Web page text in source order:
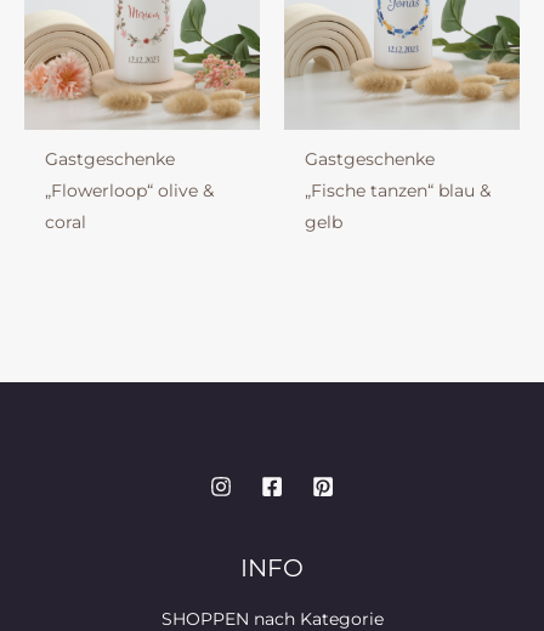
Gastgeschenke
„Flowerloop“ olive &
coral
Gastgeschenke
„Fische tanzen“ blau &
gelb
INFO
SHOPPEN nach Kategorie